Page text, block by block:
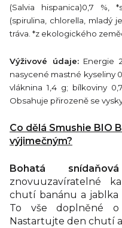
(Salvia hispanica)0,7 %,
(spirulina, chlorella, mladý
tráva. *z ekologického
Výživové údaje:Energie
nasycené mastné kyseliny 0
vláknina 1,4 g; bílkoviny
Obsahuje přirozeně se
Co dělá Smushie BIO
výjimečným?
Bohatá
znovuuzavíratelné
chutí banánu a jablka
To vše doplněné o
Nastartujte den chutí